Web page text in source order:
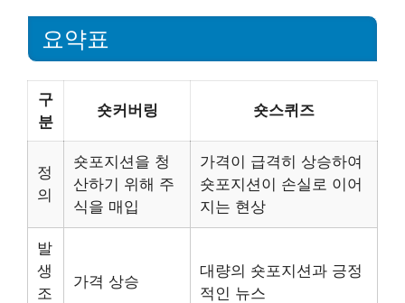
요약표
구
분
숏커버링 숏스퀴즈
정
의
숏포지션을 청
산하기 위해 주
식을 매입
가격이 급격히 상승하여
숏포지션이 손실로 이어
지는 현상
발
생
조
가격 상승
대량의 숏포지션과 긍정
적인 뉴스